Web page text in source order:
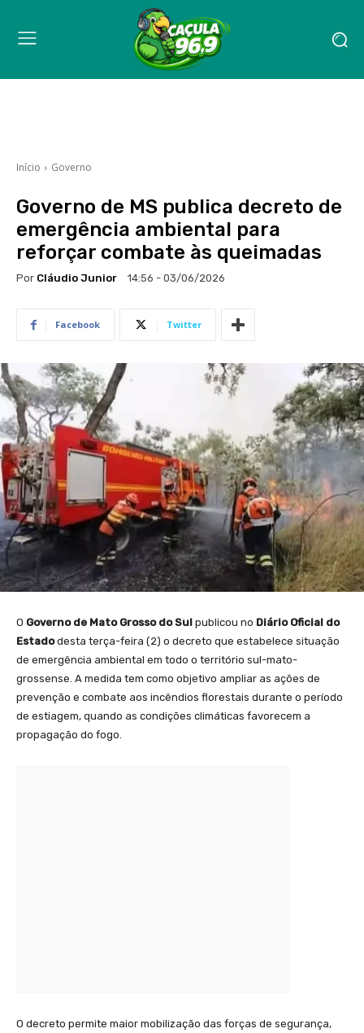
Início Governo
Governo de MS publica decreto de
emergência ambiental para
reforçar combate às queimadas
Por Cláudio Junior 14:56 - 03/06/2026
Facebook Twitter
O Governo de Mato Grosso do Sul publicou no Diário Oficial do
Estadodesta terça-feira (2) o decreto que estabelece situação
de emergência ambiental em todo o território sul-mato-
grossense. A medida tem como objetivo ampliar as ações de
prevenção e combate aos incêndios florestais durante o período
de estiagem, quando as condições climáticas favorecem a
propagação do fogo.
O decreto permite maior mobilização das forças de segurança,